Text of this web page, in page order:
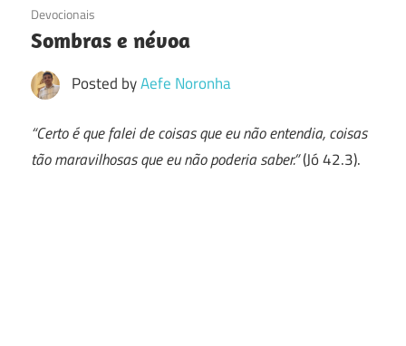
22/02/2018
Devocionais
Sombras e névoa
Posted byAefe Noronha
“Certo é que falei de coisas que eu não entendia, coisas
tão maravilhosas que eu não poderia saber.”(Jó 42.3).